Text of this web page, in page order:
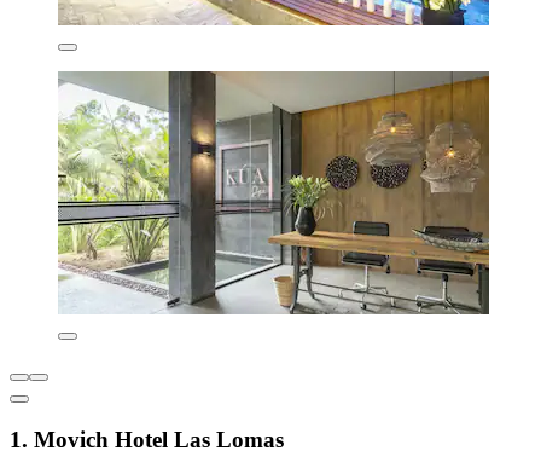
1. Movich Hotel Las Lomas